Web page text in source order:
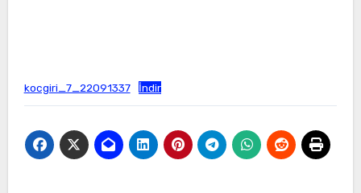
kocgiri_7_22091337 İndir